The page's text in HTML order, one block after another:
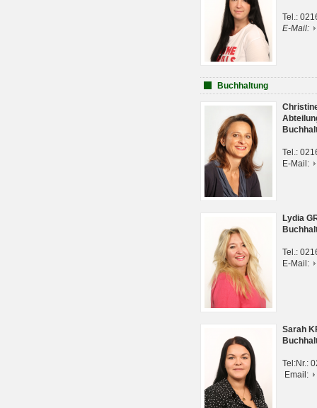
Tel.:
E-Mail:
Buchhaltung
Tel.:
E-Mail:
Lydia
Tel.:
E-Mail:
Sarah
Tel:Nr.:
Email: